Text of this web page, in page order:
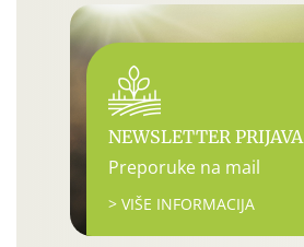
NEWSLETTER PRIJAVA
Preporuke na mail
> VIŠE INFORMACIJA